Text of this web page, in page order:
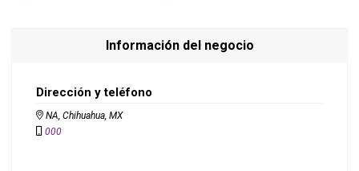
Información del negocio
Dirección y teléfono
NA, Chihuahua, MX
000